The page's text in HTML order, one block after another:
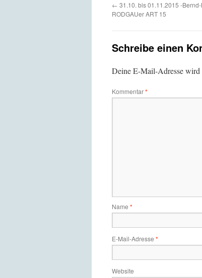
← 31.10. bis 01.11.2015 -
RODGAUer ART 15
Schreibe einen
Deine E-Mail-Adresse
Kommentar*
Name *
E-Mail-Adresse *
Website